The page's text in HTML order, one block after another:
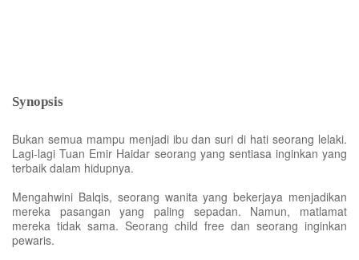
Synopsis
Bukan semua mampu menjadi ibu dan suri di hati seorang lelaki.
Lagi-lagi Tuan Emir Haidar seorang yang sentiasa inginkan yang
terbaik dalam hidupnya.
Mengahwini Balqis, seorang wanita yang bekerjaya menjadikan
mereka pasangan yang paling sepadan. Namun, matlamat
mereka tidak sama. Seorang child free dan seorang inginkan
pewaris.